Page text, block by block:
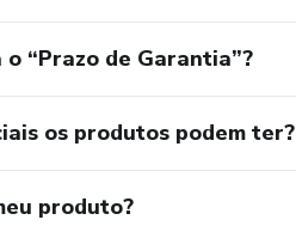
o “Prazo de Garantia”?
os produtos podem ter?
produto?